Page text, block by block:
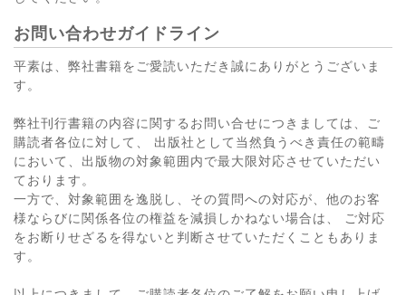
お問い合わせガイドライン
平素は、弊社書籍をご愛読いただき誠にありがとうございま
す。
弊社刊行書籍の内容に関するお問い合せにつきましては、ご
購読者各位に対して、 出版社として当然負うべき責任の範疇
において、出版物の対象範囲内で最大限対応させていただい
ております。
一方で、対象範囲を逸脱し、その質問への対応が、他のお客
様ならびに関係各位の権益を減損しかねない場合は、 ご対応
をお断りせざるを得ないと判断させていただくこともありま
す。